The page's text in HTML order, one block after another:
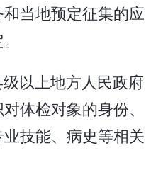
当地预定征集的应
以上地方人民政府
体检对象的身份、
技能、病史等相关